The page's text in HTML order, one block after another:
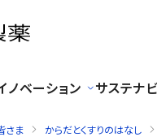
ノベーション サステナ
さま からだとくすりのはなし